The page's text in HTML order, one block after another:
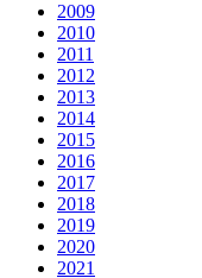
2009
2010
2011
2012
2013
2014
2015
2016
2017
2018
2019
2020
2021